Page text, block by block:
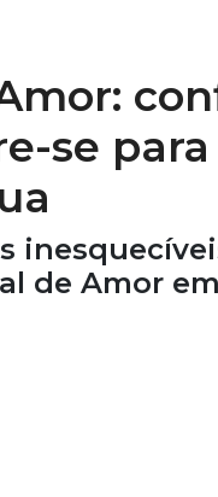
se
de Amor em